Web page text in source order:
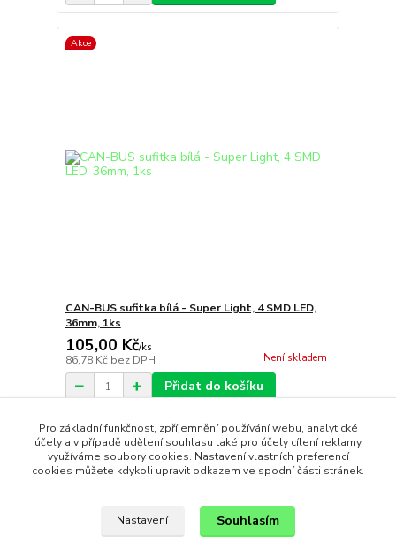
Akce
CAN-BUS sufitka bílá - Super Light, 4 SMD LED,
36mm, 1ks
105,00 Kč/ks
86,78 Kč bez DPH Není skladem
Přidat do košíku
strana z 1
Pro základní funkčnost, zpříjemnění používání webu, analytické
účely a v případě udělení souhlasu také pro účely cílení reklamy
využíváme soubory cookies. Nastavení vlastních preferencí
cookies můžete kdykoli upravit odkazem ve spodní části stránek.
Nastavení Souhlasím